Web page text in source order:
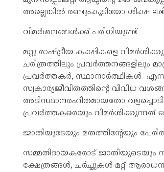
അല്ലെങ്കിൽ രണ്ടുംകൂടിയോ ശിക്ഷ
വിമർശനങ്ങൾക്ക് പരിധിയുണ്ട്
മറ്റു രാഷ്ട്രീയ കക്ഷികളെ
ചരിത്രത്തിലും പ്രവർത്തനങ്ങളിലും
പ്രവർത്തകർ, സ്ഥാനാർത്ഥികൾ
സ്വകാര്യജീവിതത്തിന്റെ വിവിധ
അടിസ്ഥാനരഹിതമായതോ
പ്രവർത്തകരെയും വിമർശിക്കുന്നത്
ജാതിയുടേയും മതത്തിന്റേയും
സമ്മതിദായകരോട് ജാതിയുടെയും
ക്ഷേത്രങ്ങൾ, ചർച്ചുകൾ മറ്റ്